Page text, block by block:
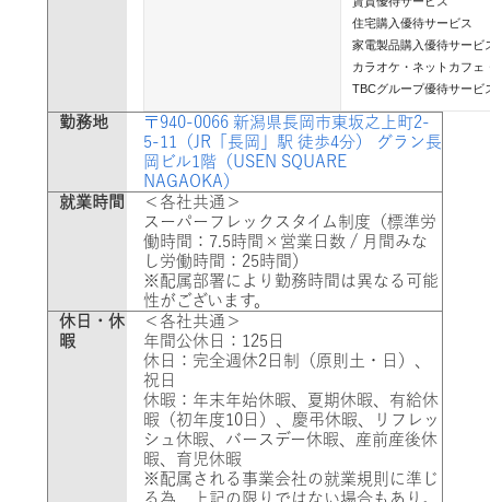
住宅購入優待サービス
家電製品購入優待サービ
カラオケ・ネットカフェ
TBCグループ優待サービ
勤務地
〒940-0066 新潟県長岡市東坂之上町2-
5-11（JR「長岡」駅 徒歩4分） グラン長
岡ビル1階（USEN SQUARE
NAGAOKA）
就業時間
＜各社共通＞
スーパーフレックスタイム制度（標準労
働時間：7.5時間×営業日数 / 月間みな
し労働時間：25時間）
※配属部署により勤務時間は異なる可能
性がございます。
休日・休
暇
＜各社共通＞
年間公休日：125日
休日：完全週休2日制（原則土・日）、
祝日
休暇：年末年始休暇、夏期休暇、有給休
暇（初年度10日）、慶弔休暇、リフレッ
シュ休暇、バースデー休暇、産前産後休
暇、育児休暇
※配属される事業会社の就業規則に準じ
る為、上記の限りではない場合もあり。